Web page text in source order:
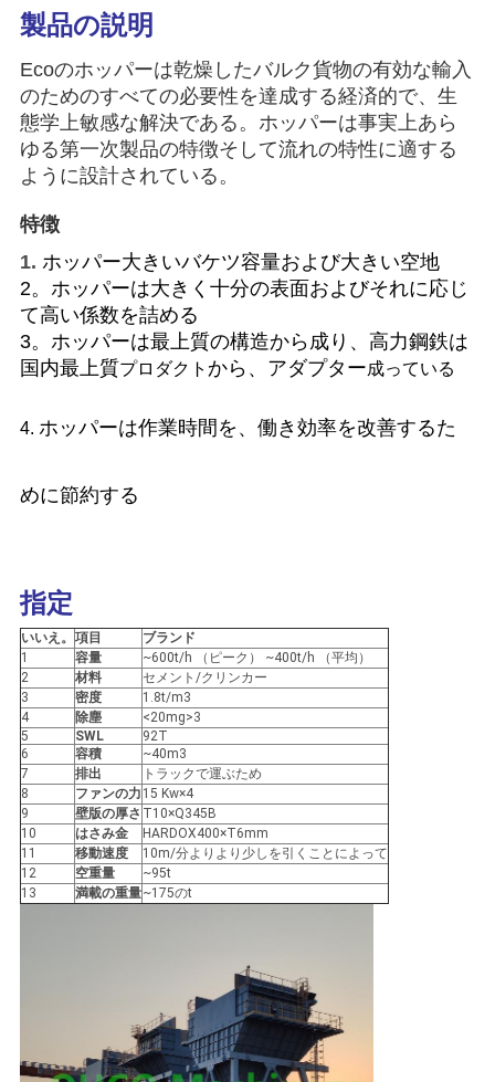
ー
品
質
管
理
ニ
ュ
ス
CONTACT
US
地
図
プ
ラ
製品の説明
Ecoのホッパーは乾燥したバルク貨物の有効な輸入
のためのすべての必要性を達成する経済的で、生
態学上敏感な解決である。ホッパーは事実上あら
ゆる第一次製品の特徴そして流れの特性に適する
ように設計されている。
特徴
1. ホッパー大きいバケツ容量および大きい空地
2。ホッパーは大きく十分の表面およびそれに応じ
て高い係数を詰める
3。ホッパーは最上質の構造から成り、高力鋼鉄は
国内最上質プロダクト から、アダプター成っている
4. ホッパーは作業時間を、働き効率を改善するた
めに節約する
指定
いいえ。 項目
ブランド
1
容量
~600t/h （ピーク） ~400t/h （平均）
2
材料
セメント/クリンカー
3
密度
1.8t/m3
4
除塵
<20mg>3
5
SWL
92T
6
容積
~40m3
7
排出
トラックで運ぶため
8
ファンの力 15 Kw×4
9
壁版の厚さ T10×Q345B
10
はさみ金
HARDOX400×T6mm
11
移動速度
10m/分よりより少しを引くことによって
12
空重量
~95t
13
満載の重量~175のt